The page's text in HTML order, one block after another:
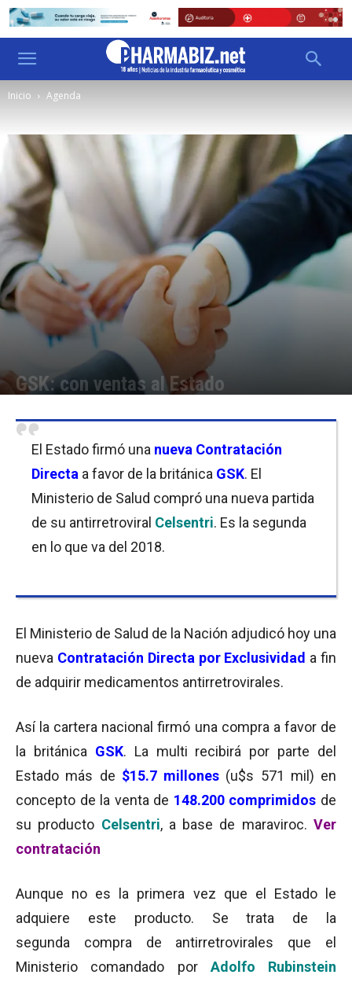
Inicio Agenda
GSK: con ventas al Estado
El Estado firmó una nueva Contratación
Directa a favor de la británica GSK. El
Ministerio de Salud compró una nueva partida
de su antirretroviral Celsentri. Es la segunda
en lo que va del 2018.
El Ministerio de Salud de la Nación adjudicó hoy una
nueva Contratación Directa por Exclusividad a fin
de adquirir medicamentos antirretrovirales.
Así la cartera nacional firmó una compra a favor de
la británica GSK. La multi recibirá por parte del
Estado más de $15.7 millones (u$s 571 mil) en
concepto de la venta de 148.200 comprimidos de
su producto Celsentri, a base de maraviroc. Ver
contratación
Aunque no es la primera vez que el Estado le
adquiere este producto. Se trata de la
segunda compra de antirretrovirales que el
Ministerio comandado por Adolfo Rubinstein